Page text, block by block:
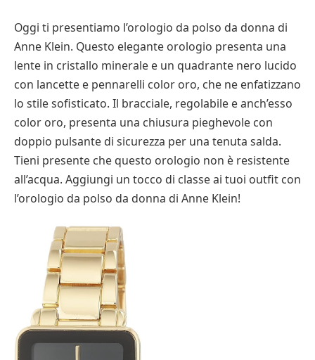
Oggi ti presentiamo l’orologio da polso da donna di
Anne Klein. Questo elegante orologio presenta una
lente in cristallo minerale e un quadrante nero lucido
con lancette e pennarelli color oro, che ne enfatizzano
lo stile sofisticato. Il bracciale, regolabile e anch’esso
color oro, presenta una chiusura pieghevole con
doppio pulsante di sicurezza per una tenuta salda.
Tieni presente che questo orologio non è resistente
all’acqua. Aggiungi un tocco di classe ai tuoi outfit con
l’orologio da polso da donna di Anne Klein!